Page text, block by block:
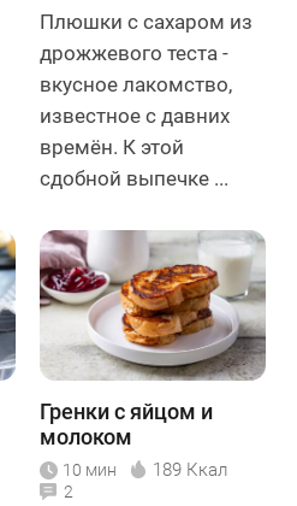
Плюшки с сахаром из
дрожжевого теста -
вкусное лакомство,
известное с давних
времён. К этой
сдобной выпечке ...
Гренки с яйцом и
молоком
10 мин 189 Ккал
2